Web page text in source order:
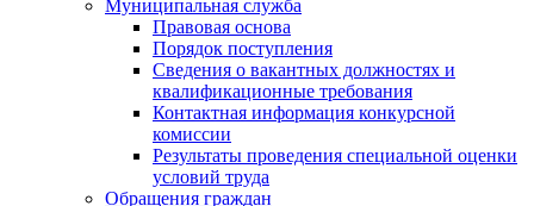
Муниципальная служба
Правовая основа
Порядок поступления
Сведения о вакантных должностях и
квалификационные требования
Контактная информация конкурсной
комиссии
Результаты проведения специальной оценки
условий труда
Обращения граждан